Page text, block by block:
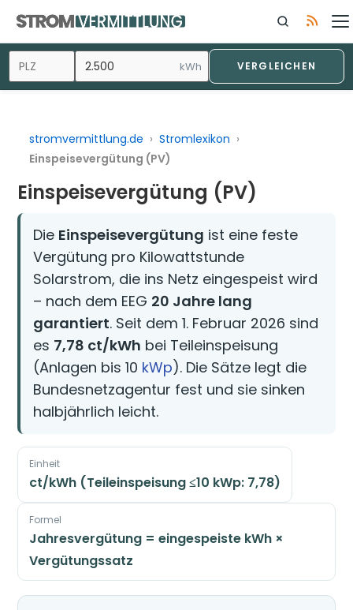
Inhalt
springen
kWh VERGLEICHEN
stromvermittlung.de › Stromlexikon ›
Einspeisevergütung (PV)
Einspeisevergütung (PV)
Die Einspeisevergütung ist eine feste
Vergütung pro Kilowattstunde
Solarstrom, die ins Netz eingespeist wird
– nach dem EEG 20 Jahre lang
garantiert. Seit dem 1. Februar 2026 sind
es 7,78 ct/kWh bei Teileinspeisung
(Anlagen bis 10 kWp). Die Sätze legt die
Bundesnetzagentur fest und sie sinken
halbjährlich leicht.
Einheit
ct/kWh (Teileinspeisung ≤10 kWp: 7,78)
Formel
Jahresvergütung = eingespeiste kWh ×
Vergütungssatz